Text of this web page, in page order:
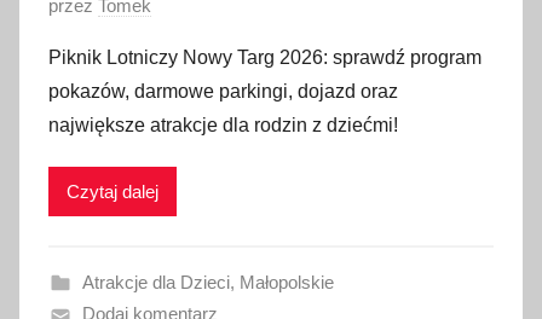
O
u
b
l
i
a
przez Tomek
Piknik Lotniczy Nowy Targ 2026: sprawdź program
pokazów, darmowe parkingi, dojazd oraz
największe atrakcje dla rodzin z dziećmi!
Czytaj dalej
Atrakcje dla Dzieci, Małopolskie
Dodaj komentarz